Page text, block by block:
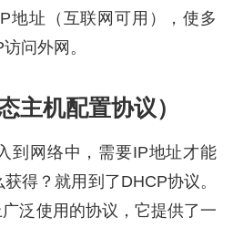
地址（互联网可用），使多
问外网。
主机配置协议）
到网络中，需要IP地址才能
得？就用到了DHCP协议。
泛使用的协议，它提供了一